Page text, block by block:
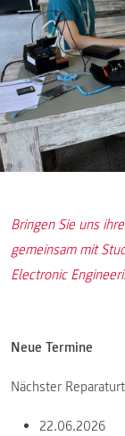
Bringen Sie uns
gemeinsam mit
Electronic
Neue Termine
Nächster
22.06.2026